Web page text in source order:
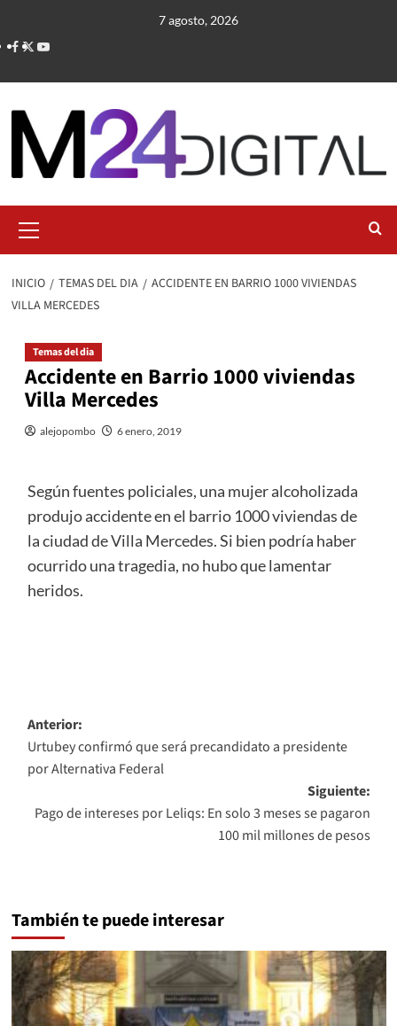
contenido
7 agosto, 2026
primario
INICIO TEMAS DEL DIA
ACCIDENTE EN BARRIO 1000 VIVIENDAS
VILLA MERCEDES
Temas del dia
Accidente en Barrio 1000 viviendas
Villa Mercedes
alejopombo 6 enero, 2019
Según fuentes policiales, una mujer alcoholizada
produjo accidente en el barrio 1000 viviendas de
la ciudad de Villa Mercedes. Si bien podría haber
ocurrido una tragedia, no hubo que lamentar
heridos.
Navegación
de
entradas
Anterior:
Urtubey confirmó que será precandidato a presidente
por Alternativa Federal
Siguiente:
Pago de intereses por Leliqs: En solo 3 meses se pagaron
100 mil millones de pesos
También te puede interesar